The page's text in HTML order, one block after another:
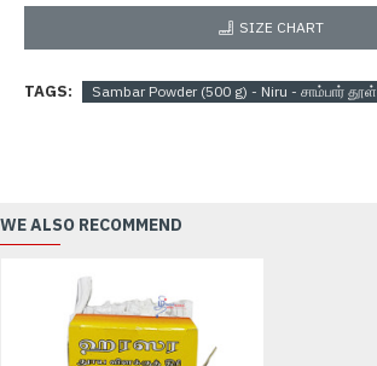
SIZE CHART
TAGS: Sambar Powder (500 g) - Niru - சாம்பார் தூள்
WE ALSO RECOMMEND